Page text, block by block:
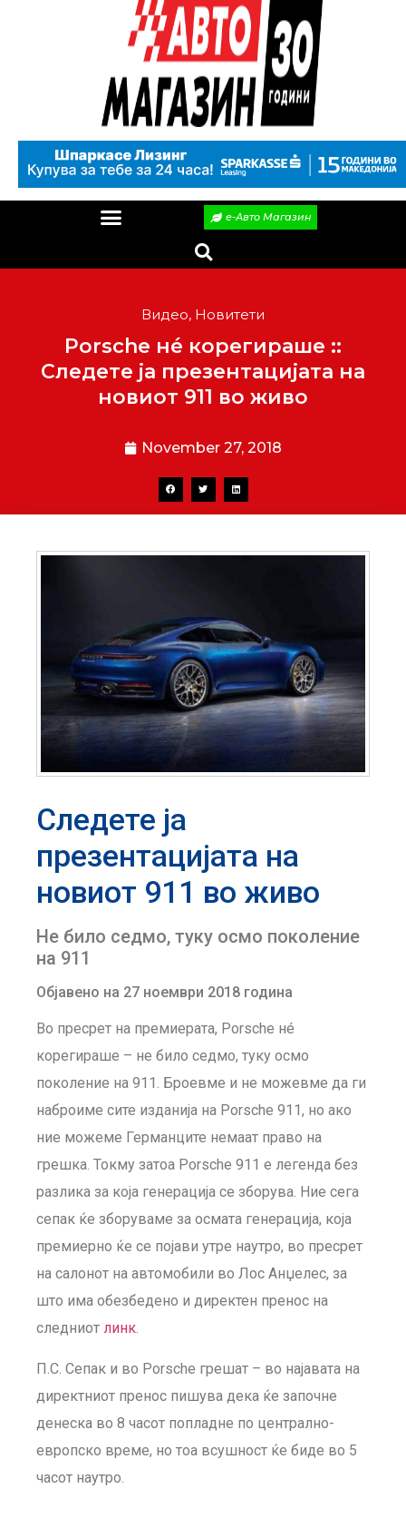
е-Авто Магазин
Видео, Новитети
Porsche нé корегираше ::
Следете ја презентацијата на
новиот 911 во живо
November 27, 2018
Следете ја
презентацијата на
новиот 911 во живо
Не било седмо, туку осмо поколение
на 911
Објавено на 27 ноември 2018 година
Во пресрет на премиерата, Porsche нé
корегираше – не било седмо, туку осмо
поколение на 911. Броевме и не можевме да ги
наброиме сите изданија на Porsche 911, но ако
ние можеме Германците немаат право на
грешка. Токму затоа Porsche 911 е легенда без
разлика за која генерација се зборува. Ние сега
сепак ќе зборуваме за осмата генерација, која
премиерно ќе се појави утре наутро, во пресрет
на салонот на автомобили во Лос Анџелес, за
што има обезбедено и директен пренос на
следниот линк.
П.С. Сепак и во Porsche грешат – во најавата на
директниот пренос пишува дека ќе започне
денеска во 8 часот попладне по централно-
европско време, но тоа всушност ќе биде во 5
часот наутро.